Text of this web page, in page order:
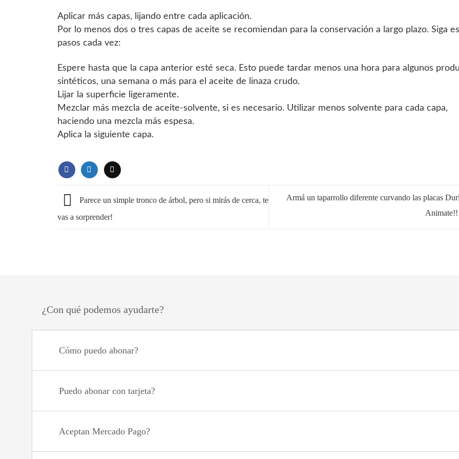
Aplicar más capas, lijando entre cada aplicación.
Por lo menos dos o tres capas de aceite se recomiendan para la conservación a largo plazo. Siga
pasos cada vez:
Espere hasta que la capa anterior esté seca. Esto puede tardar menos una hora para algunos
sintéticos, una semana o más para el aceite de linaza crudo.
Lijar la superficie ligeramente.
Mezclar más mezcla de aceite-solvente, si es necesario. Utilizar menos solvente para cada capa,
haciendo una mezcla más espesa.
Aplica la siguiente capa.
Parece un simple tronco de árbol, pero si mirás de cerca, te
vas a sorprender!
Armá un taparrollo diferente curvando las placas
Animate!!
¿Con qué podemos ayudarte?
Cómo puedo abonar?
Puedo abonar con tarjeta?
Aceptan Mercado Pago?